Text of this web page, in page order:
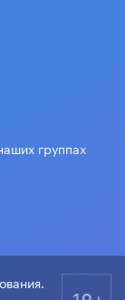
группах